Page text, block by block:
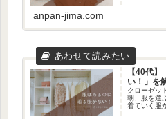
い方や腕
意外と切
anpan-jima.com
【40代
い！」を
クローゼッ
朝、服を選
着ていく服